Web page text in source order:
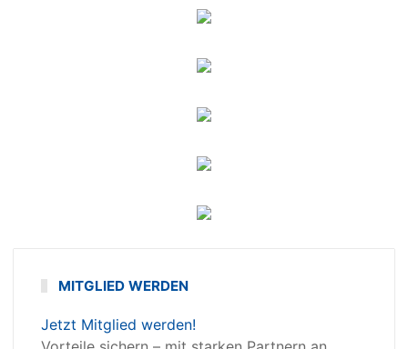
MITGLIED WERDEN
Jetzt Mitglied werden!